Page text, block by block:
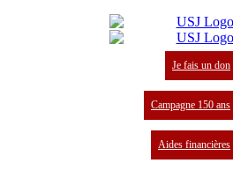
Je fais un don
Campagne 150 ans
Aides financières